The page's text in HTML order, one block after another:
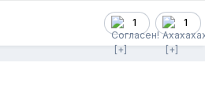
1 1